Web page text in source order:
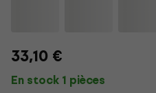
33,10 €
En stock 1 pièces